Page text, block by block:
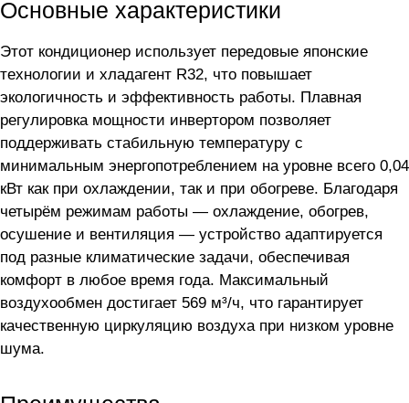
Основные характеристики
Этот кондиционер использует передовые японские
технологии и хладагент R32, что повышает
экологичность и эффективность работы. Плавная
регулировка мощности инвертором позволяет
поддерживать стабильную температуру с
минимальным энергопотреблением на уровне всего 0,04
кВт как при охлаждении, так и при обогреве. Благодаря
четырём режимам работы — охлаждение, обогрев,
осушение и вентиляция — устройство адаптируется
под разные климатические задачи, обеспечивая
комфорт в любое время года. Максимальный
воздухообмен достигает 569 м³/ч, что гарантирует
качественную циркуляцию воздуха при низком уровне
шума.